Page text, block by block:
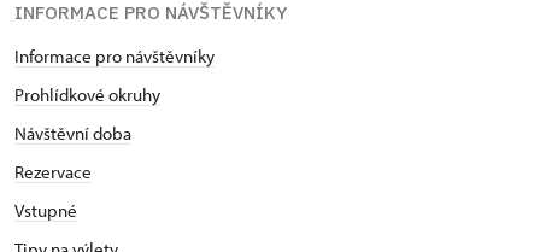
INFORMACE PRO NÁVŠTĚVNÍKY
Informace pro návštěvníky
Prohlídkové okruhy
Návštěvní doba
Rezervace
Vstupné